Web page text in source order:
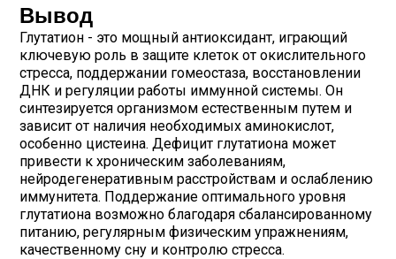
Вывод
Глутатион - это мощный антиоксидант, играющий
ключевую роль в защите клеток от окислительного
стресса, поддержании гомеостаза, восстановлении
ДНК и регуляции работы иммунной системы. Он
синтезируется организмом естественным путем и
зависит от наличия необходимых аминокислот,
особенно цистеина. Дефицит глутатиона может
привести к хроническим заболеваниям,
нейродегенеративным расстройствам и ослаблению
иммунитета. Поддержание оптимального уровня
глутатиона возможно благодаря сбалансированному
питанию, регулярным физическим упражнениям,
качественному сну и контролю стресса.